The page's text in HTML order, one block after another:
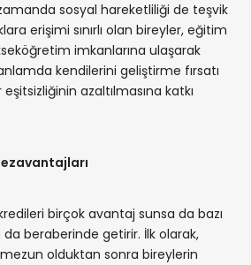
sosyal hareketliliği de teşvik
erişimi sınırlı olan bireyler, eğitim
imkanlarına ulaşarak
kendilerini geliştirme fırsatı
azaltılmasına katkı
birçok avantaj sunsa da bazı
da beraberinde getirir. İlk olarak,
olduktan sonra bireylerin